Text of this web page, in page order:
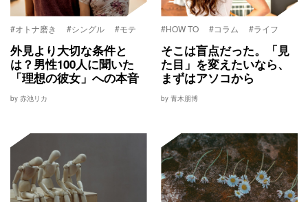
#オトナ磨き #シングル #モテ
外見より大切な条件と
は？男性100人に聞いた
「理想の彼女」への本音
by 赤池リカ
#HOW TO #コラム #ライフ
そこは盲点だった。「見
た目」を変えたいなら、
まずはアソコから
by 青木朋博